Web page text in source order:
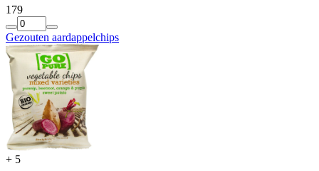
1 79
Gezouten aardappelchips
+ 5